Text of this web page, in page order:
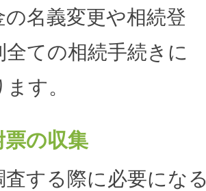
名義変更や相続登
ての相続手続きに
す。
票の収集
査する際に必要にな